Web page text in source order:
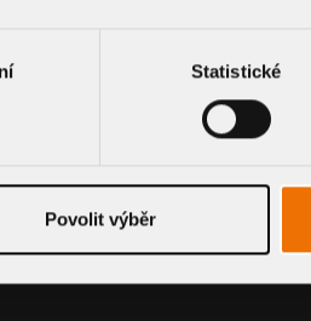
Statistické
Povolit výběr